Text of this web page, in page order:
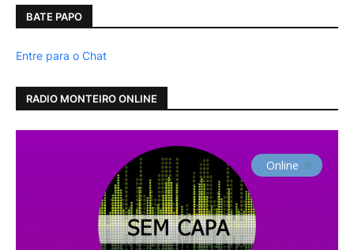
BATE PAPO
Entre para o Chat
RADIO MONTEIRO ONLINE